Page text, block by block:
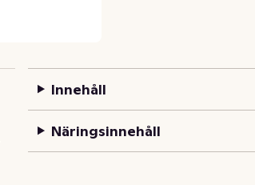
Innehåll
Näringsinnehåll